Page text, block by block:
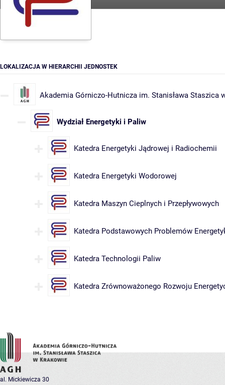
LOKALIZACJA W HIERARCHII JEDNOSTEK
Akademia Górniczo-Hutnicza im. Stanisława Staszica
Wydział Energetyki i Paliw
Katedra Energetyki Jądrowej i Radiochemii
Katedra Energetyki Wodorowej
Katedra Maszyn Cieplnych i Przepływowych
Katedra Podstawowych Problemów
Katedra Technologii Paliw
Katedra Zrównoważonego Rozwoju
al. Mickiewicza 30